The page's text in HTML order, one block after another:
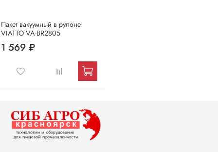
Пакет вакуумный в рулоне
VIATTO VA-BR2805
1 569 ₽